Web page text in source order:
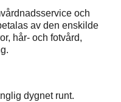
och
av den enskilde
hår- och fotvård,
dygnet runt.